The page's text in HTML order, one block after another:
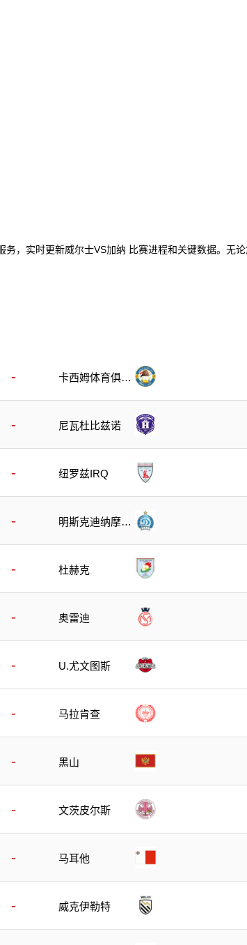
，实时更新威尔士VS加纳 比赛进程和关键数据。无
-
卡西姆体育俱乐
- 尼瓦杜比兹诺
- 纽罗兹IRQ
-
明斯克迪纳摩后
- 杜赫克
- 奥雷迪
- U.尤文图斯
- 马拉肯查
- 黑山
- 文茨皮尔斯
- 马耳他
- 威克伊勒特